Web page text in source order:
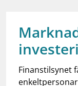
dashboard
notifications_noneAbonner
Finanstilsynet